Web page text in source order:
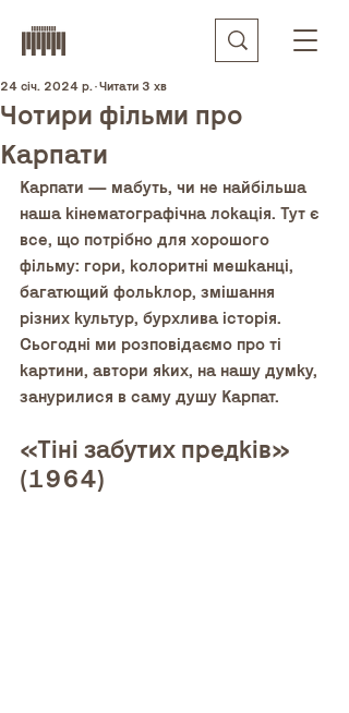
Чотири фільми про
Карпати
24 січ. 2024 р. Читати 3 хв
Карпати — мабуть, чи не найбільша
наша кінематографічна локація. Тут є
все, що потрібно для хорошого
фільму: гори, колоритні мешканці,
багатющий фольклор, змішання
різних культур, бурхлива історія.
Сьогодні ми розповідаємо про ті
картини, автори яких, на нашу думку,
занурилися в саму душу Карпат.
«Тіні забутих предків»
(1964)